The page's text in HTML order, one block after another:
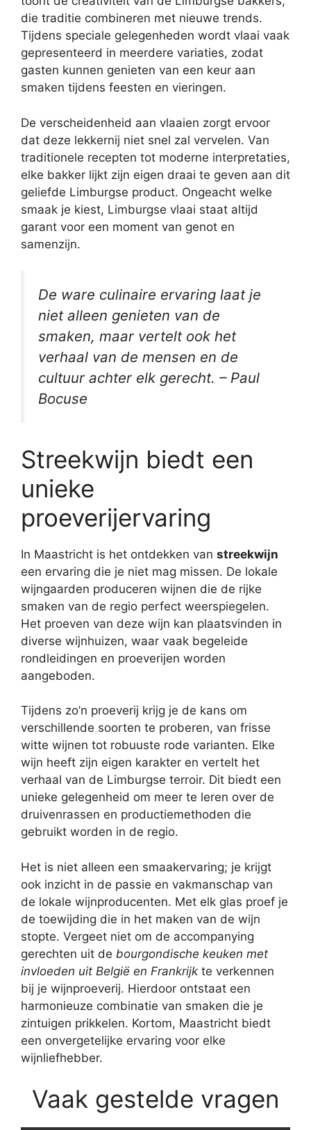
die traditie combineren met nieuwe trends.
Tijdens speciale gelegenheden wordt vlaai vaak
gepresenteerd in meerdere variaties, zodat
gasten kunnen genieten van een keur aan
smaken tijdens feesten en vieringen.
De verscheidenheid aan vlaaien zorgt ervoor
dat deze lekkernij niet snel zal vervelen. Van
traditionele recepten tot moderne interpretaties,
elke bakker lijkt zijn eigen draai te geven aan dit
geliefde Limburgse product. Ongeacht welke
smaak je kiest, Limburgse vlaai staat altijd
garant voor een moment van genot en
samenzijn.
De ware culinaire ervaring laat je
niet alleen genieten van de
smaken, maar vertelt ook het
verhaal van de mensen en de
cultuur achter elk gerecht. – Paul
Bocuse
Streekwijn biedt een
unieke
proeverijervaring
In Maastricht is het ontdekken van streekwijn
een ervaring die je niet mag missen. De lokale
wijngaarden produceren wijnen die de rijke
smaken van de regio perfect weerspiegelen.
Het proeven van deze wijn kan plaatsvinden in
diverse wijnhuizen, waar vaak begeleide
rondleidingen en proeverijen worden
aangeboden.
Tijdens zo’n proeverij krijg je de kans om
verschillende soorten te proberen, van frisse
witte wijnen tot robuuste rode varianten. Elke
wijn heeft zijn eigen karakter en vertelt het
verhaal van de Limburgse terroir. Dit biedt een
unieke gelegenheid om meer te leren over de
druivenrassen en productiemethoden die
gebruikt worden in de regio.
Het is niet alleen een smaakervaring; je krijgt
ook inzicht in de passie en vakmanschap van
de lokale wijnproducenten. Met elk glas proef je
de toewijding die in het maken van de wijn
stopte. Vergeet niet om de accompanying
gerechten uit de bourgondische keuken met
invloeden uit België en Frankrijk te verkennen
bij je wijnproeverij. Hierdoor ontstaat een
harmonieuze combinatie van smaken die je
zintuigen prikkelen. Kortom, Maastricht biedt
een onvergetelijke ervaring voor elke
wijnliefhebber.
Vaak gestelde vragen